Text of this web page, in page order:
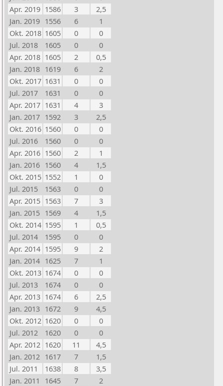
Apr. 2019 1586 3
2,5
Jan. 2019 1556 6
1
Okt. 2018 1605 0
0
Jul. 2018
1605 0
0
Apr. 2018 1605 2
0,5
Jan. 2018 1619 6
2
Okt. 2017 1631 0
0
Jul. 2017
1631 0
0
Apr. 2017 1631 4
3
Jan. 2017 1592 3
2,5
Okt. 2016 1560 0
0
Jul. 2016
1560 0
0
Apr. 2016 1560 2
1
Jan. 2016 1560 4
1,5
Okt. 2015 1552 1
0
Jul. 2015
1563 0
0
Apr. 2015 1563 7
3
Jan. 2015 1569 4
1,5
Okt. 2014 1595 1
0,5
Jul. 2014
1595 0
0
Apr. 2014 1595 9
2
Jan. 2014 1625 7
1
Okt. 2013 1674 0
0
Jul. 2013
1674 0
0
Apr. 2013 1674 6
2,5
Jan. 2013 1672 9
4,5
Okt. 2012 1620 0
0
Jul. 2012
1620 0
0
Apr. 2012 1620 11
4,5
Jan. 2012 1617 7
1,5
Jul. 2011
1638 8
3,5
Jan. 2011
1645 7
2